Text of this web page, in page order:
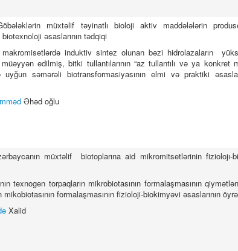
müxtəlif təyinatlı bioloji aktiv maddələlərin
əsaslarının tədqiqi
induktiv sintez olunan bəzi hidrolazaların
edilmiş, bitki tullantılarının “az tullantılı və ya konkret
uyğun səmərəli biotransformasiyasının elmi və praktiki
Əhəd oğlu
müxtəlif biotoplarına aid mikromitsetlərinin fiziolojı-
texnogen torpaqların mikrobiotasının formalaşmasının
formalaşmasının fizioloji-biokimyəvi əsaslarının
Xalid
İnstitunun Elmi
Konfrans Material